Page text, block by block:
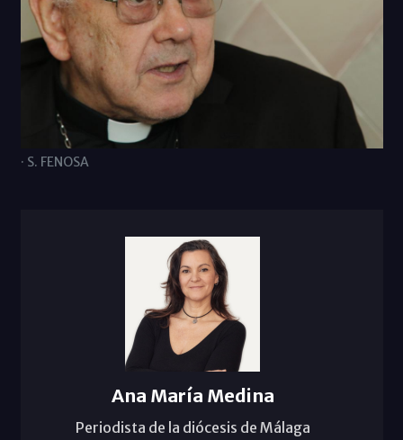
· S. FENOSA
Ana María Medina
Periodista de la diócesis de Málaga